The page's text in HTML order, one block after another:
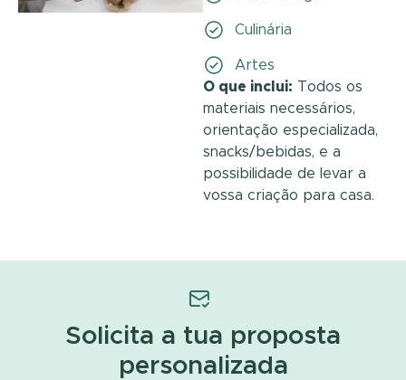
Culinária
Artes
O que inclui: Todos os
materiais necessários,
orientação especializada,
snacks/bebidas, e a
possibilidade de levar a
vossa criação para casa.
Solicita a tua proposta
personalizada